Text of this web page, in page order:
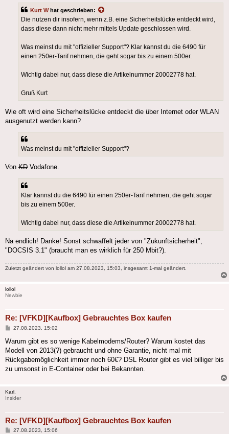
Kurt What geschrieben:
Die nutzen dir insofern, wenn z.B. eine Sicherheitslücke entdeckt wird,
dass diese dann nicht mehr mittels Update geschlossen wird.
Was meinst du mit "offizieller Support"? Klar kannst du die 6490 für
einen 250er-Tarif nehmen, die geht sogar bis zu einem 500er.
Wichtig dabei nur, dass diese die Artikelnummer 20002778 hat.
Gruß Kurt
Wie oft wird eine Sicherheitslücke entdeckt die über Internet oder WLAN
ausgenutzt werden kann?
Was meinst du mit "offizieller Support"?
Von KD Vodafone.
Klar kannst du die 6490 für einen 250er-Tarif nehmen, die geht sogar
bis zu einem 500er.
Wichtig dabei nur, dass diese die Artikelnummer 20002778 hat.
Na endlich! Danke! Sonst schwaffelt jeder von "Zukunftsicherheit",
"DOCSIS 3.1" (braucht man es wirklich für 250 Mbit?).
Zuletzt geändert von lollol am 27.08.2023, 15:03, insgesamt 1-mal geändert.
lollol
Newbie
Re: [VFKD][Kaufbox] Gebrauchtes Box kaufen
Beitrag
27.08.2023, 15:02
Warum gibt es so wenige Kabelmodems/Router? Warum kostet das
Modell von 2013(?) gebraucht und ohne Garantie, nicht mal mit
Rückgabemöglichkeit immer noch 60€? DSL Router gibt es viel billiger bis
zu umsonst in E-Container oder bei Bekannten.
Karl.
Insider
Re: [VFKD][Kaufbox] Gebrauchtes Box kaufen
Beitrag
27.08.2023, 15:06